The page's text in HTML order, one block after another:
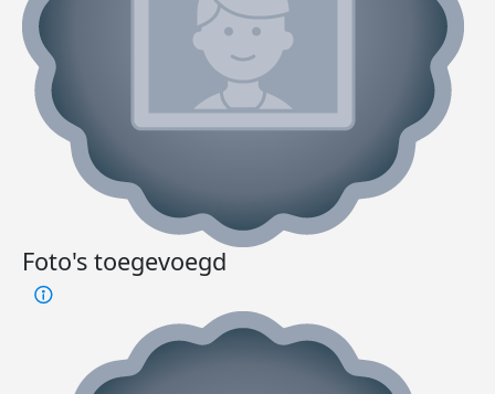
Foto's toegevoegd